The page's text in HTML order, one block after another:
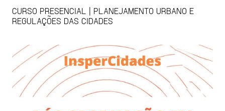
CURSO PRESENCIAL | PLANEJAMENTO URBANO E
REGULAÇÕES DAS CIDADES